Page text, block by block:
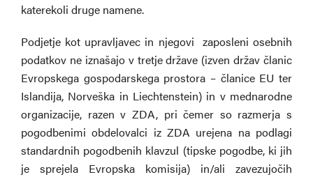
katerekoli druge namene.
Podjetje kot upravljavec in njegovi zaposleni osebnih
podatkov ne iznašajo v tretje države (izven držav članic
Evropskega gospodarskega prostora – članice EU ter
Islandija, Norveška in Liechtenstein) in v mednarodne
organizacije, razen v ZDA, pri čemer so razmerja s
pogodbenimi obdelovalci iz ZDA urejena na podlagi
standardnih pogodbenih klavzul (tipske pogodbe, ki jih
je sprejela Evropska komisija) in/ali zavezujočih